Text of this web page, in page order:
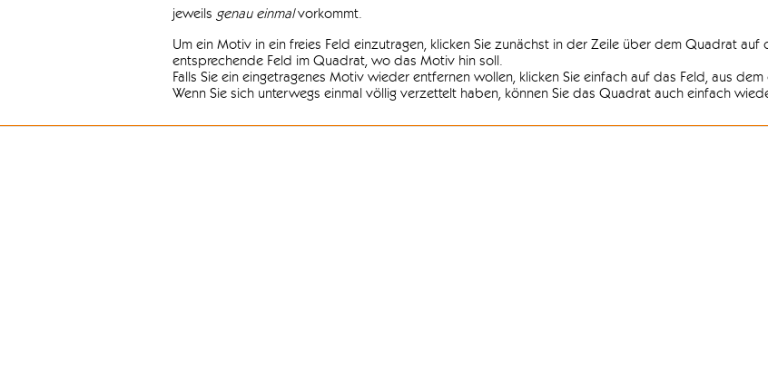
jeweils genau einmalvorkommt.
Um ein Motiv in ein freies Feld einzutragen, klicken Sie zunächst in der Zeile über dem Quadrat
entsprechende Feld im Quadrat, wo das Motiv hin soll.
Falls Sie ein eingetragenes Motiv wieder entfernen wollen, klicken Sie einfach auf das Feld, aus
Wenn Sie sich unterwegs einmal völlig verzettelt haben, können Sie das Quadrat auch einfach